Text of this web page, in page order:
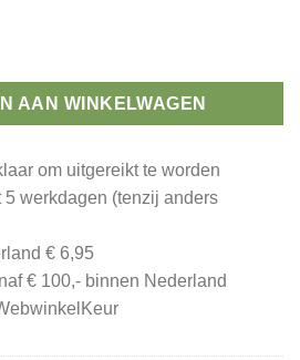
AAN WINKELWAGEN
om uitgereikt te worden
5 werkdagen (tenzij anders
€ 6,95
€ 100,- binnen Nederland